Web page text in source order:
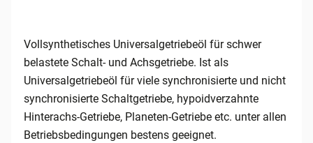
Vollsynthetisches Universalgetriebeöl für schwer
belastete Schalt- und Achsgetriebe. Ist als
Universalgetriebeöl für viele synchronisierte und nicht
synchronisierte Schaltgetriebe, hypoidverzahnte
Hinterachs-Getriebe, Planeten-Getriebe etc. unter allen
Betriebsbedingungen bestens geeignet.